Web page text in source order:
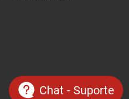
Chat - Suporte